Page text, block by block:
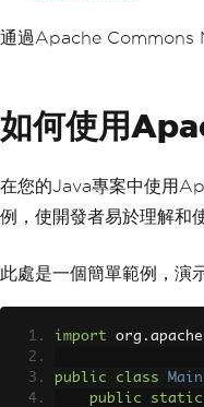
通過Apache Commons
如何使用
在您的Java專案中使用
例，使開發者易於理解和
此處是一個簡單範例，演
import org . apache
public class Main
public
static